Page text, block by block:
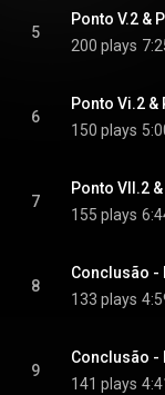
5
Ponto V.2 &
200 plays
6
150 plays
7
155 plays
8
133 plays
9
141 plays